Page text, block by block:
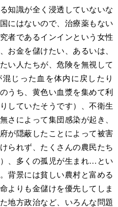
知識が全く浸透していないな
にはないので、治療薬もない
者であるインインという女性
お金を儲けたい、あるいは、
い人たちが、危険を無視して
じった血を体内に戻したり
うち、黄色い血漿を集めて利
していたそうです）、不衛生
さによって集団感染が起き、
が隠蔽したことによって被害
られず、たくさんの農民たち
、多くの孤児が生まれ…とい
背景には貧しい農村と富める
よりも金儲けを優先してしま
地方政治など、いろんな問題